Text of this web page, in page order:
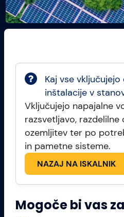
Kaj vse
inštalacije v
Vključujejo napajalne
razsvetljavo, razdelilne
ozemljitev ter po
in pametne sisteme.
NAZAJ NA ISKALNIK
Mogoče bi vas